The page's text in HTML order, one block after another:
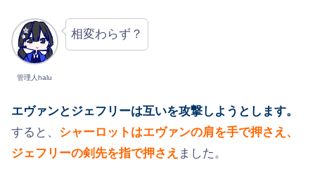
管理人halu
相変わらず？
エヴァンとジェフリーは互いを攻撃しようとします。
すると、 シャーロットはエヴァンの肩を手で押さえ、
ジェフリーの剣先を指で押さえ ました。